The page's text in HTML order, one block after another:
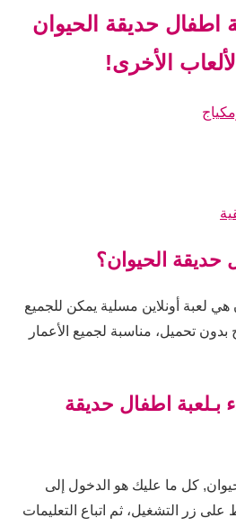
اطفال حديقة الحيوان
الأخرى!
حديقة الحيوان؟
هي لعبة أونلاين مسلية يمكن للجميع
تحميل، مناسبة لجميع الأعمار
بـلعبة اطفال حديقة
كل ما عليك هو الدخول إلى
على زر التشغيل، ثم اتباع التعليمات